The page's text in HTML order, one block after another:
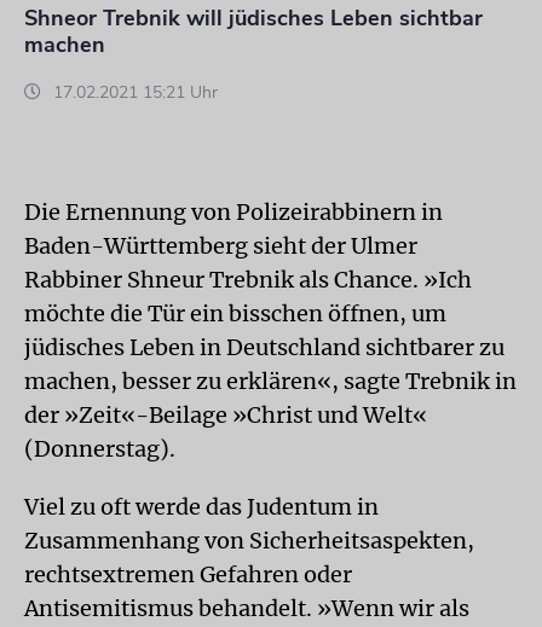
Shneor Trebnik will jüdisches Leben sichtbar
machen
17.02.2021 15:21 Uhr
Die Ernennung von Polizeirabbinern in
Baden-Württemberg sieht der Ulmer
Rabbiner Shneur Trebnik als Chance. »Ich
möchte die Tür ein bisschen öffnen, um
jüdisches Leben in Deutschland sichtbarer zu
machen, besser zu erklären«, sagte Trebnik in
der »Zeit«-Beilage »Christ und Welt«
(Donnerstag).
Viel zu oft werde das Judentum in
Zusammenhang von Sicherheitsaspekten,
rechtsextremen Gefahren oder
Antisemitismus behandelt. »Wenn wir als